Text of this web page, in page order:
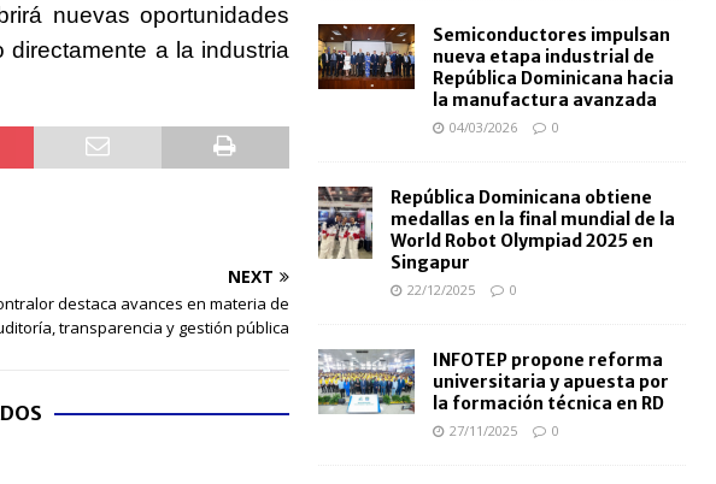
nuevas oportunidades
directamente a la industria
NEXT
destaca avances en materia de
transparencia y gestión pública
Semiconductores impulsan
nueva etapa industrial de
República Dominicana hacia
la manufactura avanzada
04/03/2026 0
República Dominicana obtiene
medallas en la final mundial de la
World Robot Olympiad 2025 en
Singapur
22/12/2025 0
INFOTEP propone reforma
universitaria y apuesta por
la formación técnica en RD
27/11/2025 0